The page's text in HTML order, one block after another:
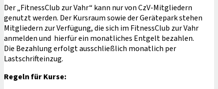
Der „FitnessClub zur Vahr“ kann nur von CzV-Mitgliedern
genutzt werden. Der Kursraum sowie der Gerätepark stehen
Mitgliedern zur Verfügung, die sich im FitnessClub zur Vahr
anmelden und hierfür ein monatliches Entgelt bezahlen.
Die Bezahlung erfolgt ausschließlich monatlich per
Lastschrifteinzug.
Regeln für Kurse: